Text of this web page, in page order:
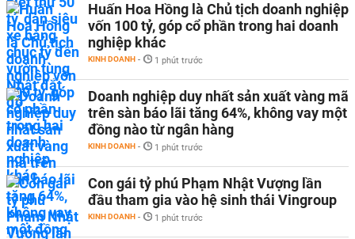
Huấn Hoa Hồng là Chủ tịch doanh nghiệp
vốn 100 tỷ, góp cổ phần trong hai doanh
nghiệp khác
KINH DOANH - 1 phút trước
Doanh nghiệp duy nhất sản xuất vàng mã
trên sàn báo lãi tăng 64%, không vay một
đồng nào từ ngân hàng
KINH DOANH - 1 phút trước
Con gái tỷ phú Phạm Nhật Vượng lần
đầu tham gia vào hệ sinh thái Vingroup
KINH DOANH - 1 phút trước